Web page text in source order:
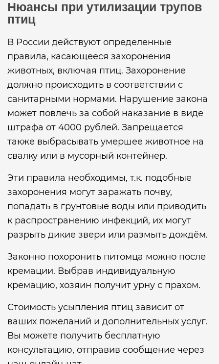
Нюансы при утилизации трупов
птиц
В России действуют определенные
правила, касающееся захоронения
животных, включая птиц. Захоронение
должно происходить в соответствии с
санитарными нормами. Нарушение закона
может повлечь за собой наказание в виде
штрафа от 4000 рублей. Запрещается
также выбрасывать умершее животное на
свалку или в мусорный контейнер.
Эти правила необходимы, т.к. подобные
захоронения могут заражать почву,
попадать в грунтовые воды или приводить
к распространению инфекций, их могут
разрыть дикие звери или размыть дождём.
Законно похоронить питомца можно после
кремации. Выбрав индивидуальную
кремацию, хозяин получит урну с прахом.
Стоимость усыпления птиц зависит от
ваших пожеланий и дополнительных услуг.
Вы можете получить бесплатную
консультацию, отправив сообщение через